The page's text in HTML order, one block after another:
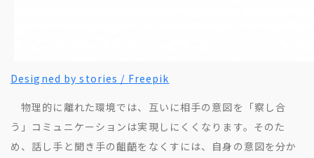
Designed by stories / Freepik
物理的に離れた環境では、互いに相手の意図を「察し合
う」コミュニケーションは実現しにくくなります。そのた
め、話し手と聞き手の齟齬をなくすには、自身の意図を分か